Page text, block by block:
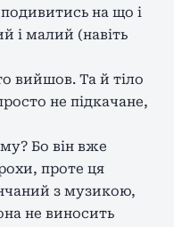
на що і
і малий (навіть
вийшов. Та й тіло
не підкачане,
Бо він вже
проте ця
з музикою,
не виносить